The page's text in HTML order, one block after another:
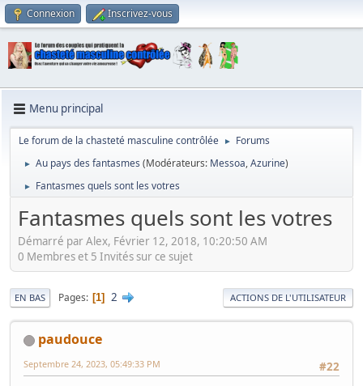
Connexion Inscrivez-vous
Menu principal
Le forum de la chasteté masculine contrôlée ► Forums
► Au pays des fantasmes (Modérateurs: Messoa,Azurine)
► Fantasmes quels sont les votres
Fantasmes quels sont les votres
Démarré par Alex, Février 12, 2018, 10:20:50 AM
0 Membres et 5 Invités sur ce sujet
EN BAS Pages 1 2 ACTIONS DE L'UTILISATEUR
paudouce
#22
Septembre 24, 2023, 05:49:33 PM